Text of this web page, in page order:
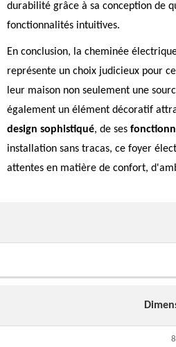
durabilité grâce à sa conception de
fonctionnalités intuitives.
En conclusion, la cheminée
représente un choix judicieux pour
leur maison non seulement une
également un élément décoratif
design sophistiqué, de ses
installation sans tracas, ce foyer
attentes en matière de confort,